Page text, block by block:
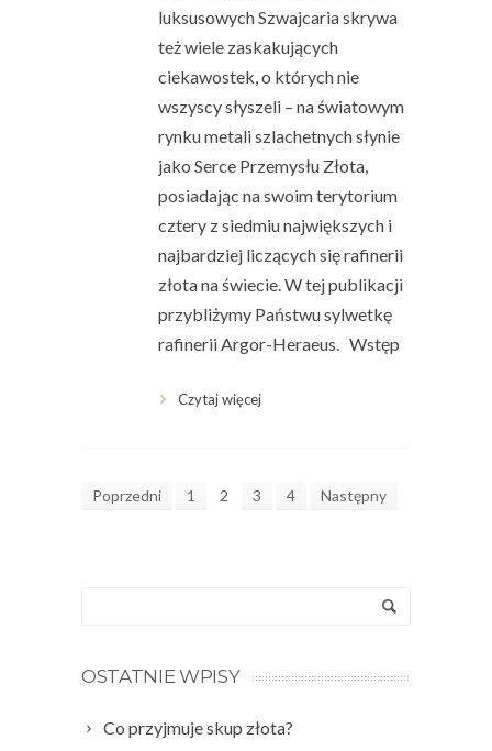
luksusowych Szwajcaria skrywa
też wiele zaskakujących
ciekawostek, o których nie
wszyscy słyszeli – na światowym
rynku metali szlachetnych słynie
jako Serce Przemysłu Złota,
posiadając na swoim terytorium
cztery z siedmiu największych i
najbardziej liczących się rafinerii
złota na świecie. W tej publikacji
przybliżymy Państwu sylwetkę
rafinerii Argor-Heraeus. Wstęp
Czytaj więcej
Poprzedni 1 2 3 4 Następny
OSTATNIE WPISY
Co przyjmuje skup złota?